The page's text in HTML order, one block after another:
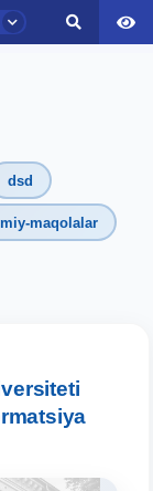
dsd
maqolalar